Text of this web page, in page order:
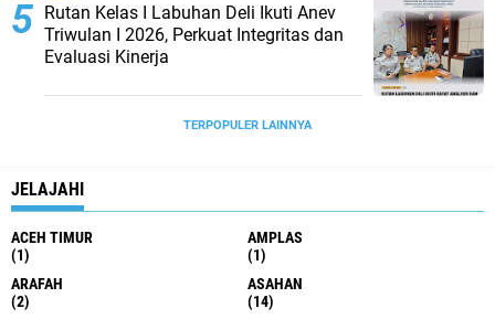
Rutan Kelas I Labuhan Deli Ikuti Anev
Triwulan I 2026, Perkuat Integritas dan
Evaluasi Kinerja
TERPOPULER LAINNYA
JELAJAHI
ACEH TIMUR
(1)
AMPLAS
(1)
ARAFAH
(2)
ASAHAN
(14)